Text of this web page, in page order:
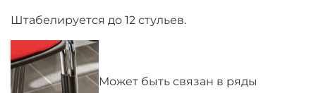
Штабелируется до 12 стульев.
Может быть связан в ряды